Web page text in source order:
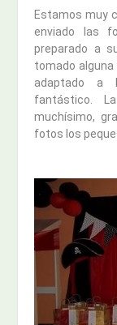
Estamos muy
enviado las
preparado a
tomado alguna
adaptado a
fantástico.
muchísimo,
fotos los